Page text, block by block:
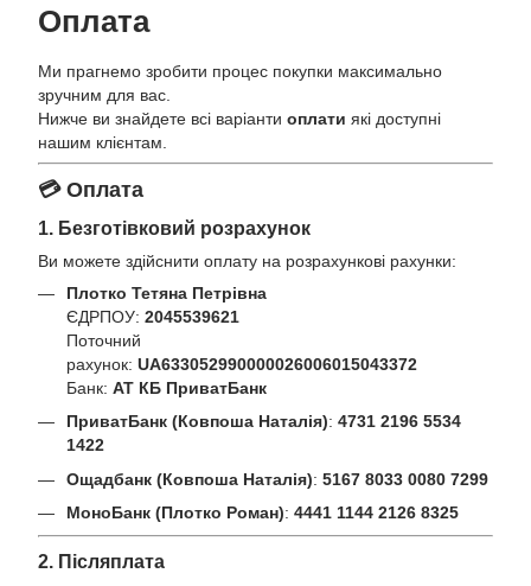
Оплата
Ми прагнемо зробити процес покупки максимально
зручним для вас.
Нижче ви знайдете всі варіанти оплати які доступні
нашим клієнтам.
💳 Оплата
1. Безготівковий розрахунок
Ви можете здійснити оплату на розрахункові рахунки:
Плотко Тетяна Петрівна
ЄДРПОУ: 2045539621
Поточний
рахунок: UA633052990000026006015043372
Банк: АТ КБ ПриватБанк
ПриватБанк (Ковпоша Наталія): 4731 2196 5534
1422
Ощадбанк (Ковпоша Наталія): 5167 8033 0080 7299
МоноБанк (Плотко Роман): 4441 1144 2126 8325
2. Післяплата